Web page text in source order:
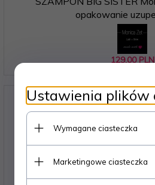
opakowanie
129,00 PLN
Ustawienia plików
Wymagane ciasteczka
Marketingowe ciasteczka